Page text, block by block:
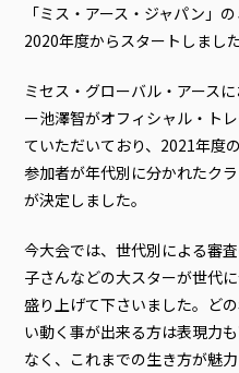
「ミス・アース・ジャパン」
2020年度からスタートしました
ミセス・グローバル・アース
ー池澤智がオフィシャル・ト
ていただいており、2021年度
参加者が年代別に分かれたク
が決定しました。
今大会では、世代別による審
子さんなどの大スターが世代
盛り上げて下さいました。ど
い動く事が出来る方は表現力
なく、これまでの生き方が魅